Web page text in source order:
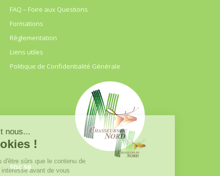
FAQ – Foire aux Questions
Formations
Règlementation
Liens utiles
Politique de Confidentialité Générale
FDC 59